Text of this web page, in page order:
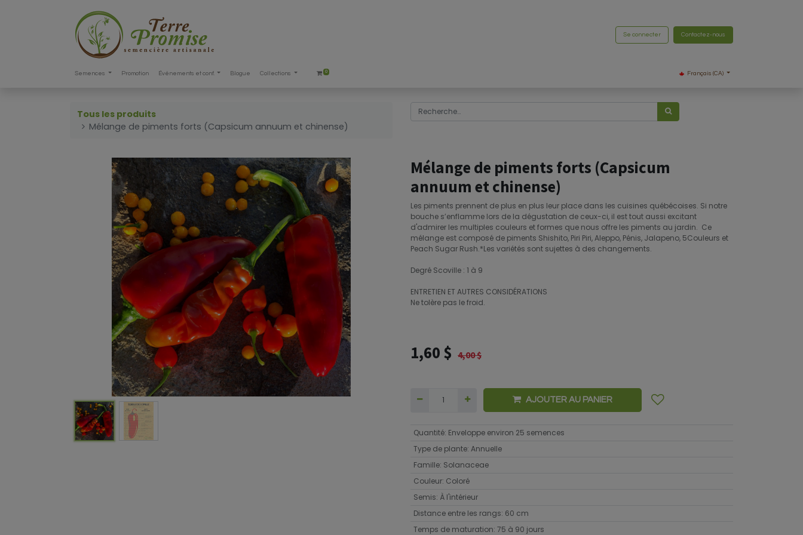
Se connecter Contactez-nous
Semences Promotion Événements et conf. Blogue Collections 0 Français (CA)
Tous les produits
Mélange de piments forts (Capsicum annuum et chinense)
Mélange de piments forts (Capsicum
annuum et chinense)
Les piments prennent de plus en plus leur place dans les cuisines québécoises. Si notre
bouche s’enflamme lors de la dégustation de ceux-ci, il est tout aussi excitant
d'admirer les multiples couleurs et formes que nous offre les piments au jardin. Ce
mélange est composé de piments Shishito, Piri Piri, Aleppo, Pénis, Jalapeno, 5Couleurs et
Peach Sugar Rush.*Les variétés sont sujettes à des changements.
Degré Scoville : 1 à 9
ENTRETIEN ET AUTRES CONSIDÉRATIONS
Ne tolère pas le froid.
1,60 $ 4,00$
AJOUTER AU PANIER
Quantité: Enveloppe environ 25 semences
Type de plante: Annuelle
Famille: Solanaceae
Couleur: Coloré
Semis: À l'intérieur
Distance entre les rangs: 60 cm
Temps de maturation: 75 à 90 jours